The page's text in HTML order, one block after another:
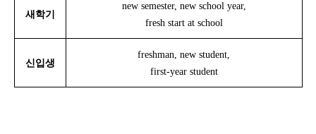
새학기
new semester, new school year,
fresh start at school
신입생
freshman, new student,
first-year student